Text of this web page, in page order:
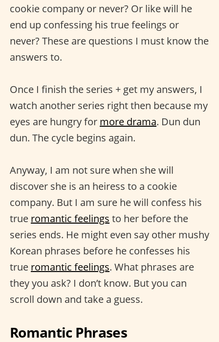
cookie company or never? Or like will he
end up confessing his true feelings or
never? These are questions I must know the
answers to.
Once I finish the series + get my answers, I
watch another series right then because my
eyes are hungry for more drama. Dun dun
dun. The cycle begins again.
Anyway, I am not sure when she will
discover she is an heiress to a cookie
company. But I am sure he will confess his
true romantic feelings to her before the
series ends. He might even say other mushy
Korean phrases before he confesses his
true romantic feelings. What phrases are
they you ask? I don’t know. But you can
scroll down and take a guess.
Romantic Phrases